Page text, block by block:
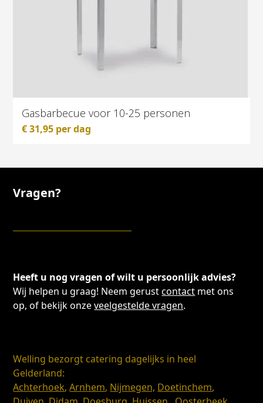
Gasbarbecue voor 10-25 personen
€31,95 per dag
Vragen?
Heeft u nog vragen of wilt u persoonlijk advies?
Wij helpen u graag! Neem gerustcontact met ons
op, of bekijk onzeveelgestelde vragen.
Welling bezorgt catering dagelijks in heel
Gelderland:
Achterhoek,Arnhem, Nijmegen, Doetinchem,